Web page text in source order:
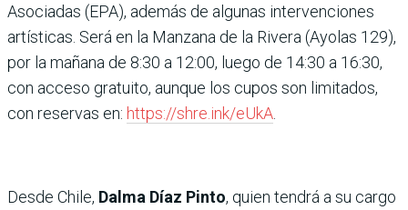
Asociadas (EPA), además de algunas intervenciones
artísticas. Será en la Manzana de la Rivera (Ayolas 129),
por la mañana de 8:30 a 12:00, luego de 14:30 a 16:30,
con acceso gratuito, aunque los cupos son limitados,
con reservas en: https://shre.ink/eUkA
Desde Chile, Dalma Díaz Pinto, quien tendrá a su cargo